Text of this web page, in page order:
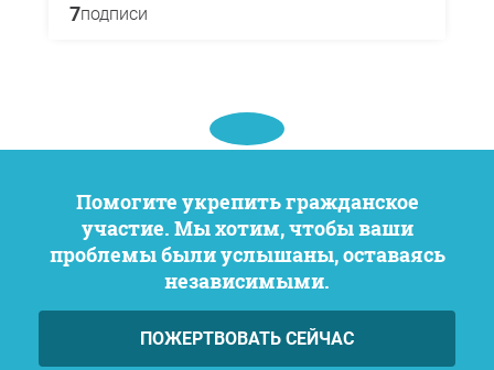
7подписи
Помогите укрепить гражданское
участие. Мы хотим, чтобы ваши
проблемы были услышаны, оставаясь
независимыми.
ПОЖЕРТВОВАТЬ СЕЙЧАС